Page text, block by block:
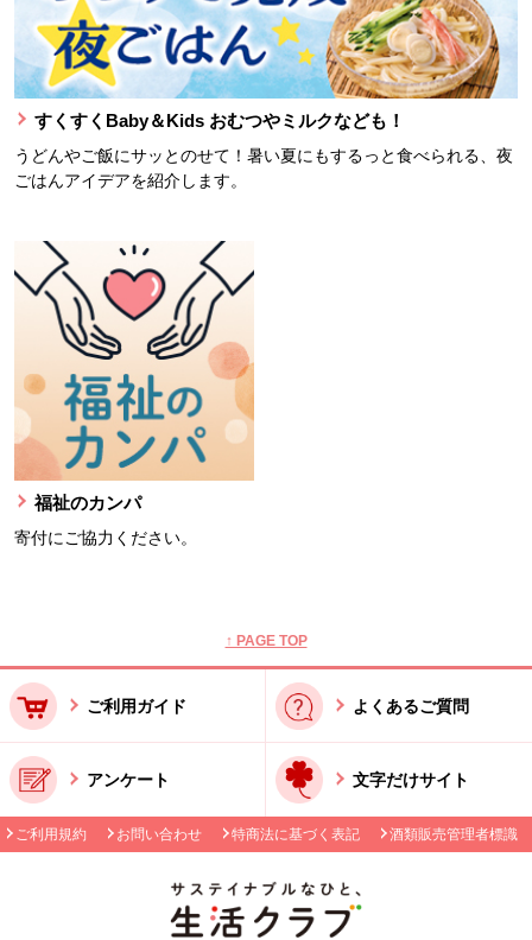
すくすくBaby＆Kids おむつやミルクなども！
うどんやご飯にサッとのせて！暑い夏にもするっと食べられる、夜
ごはんアイデアを紹介します。
福祉のカンパ
寄付にご協力ください。
↑ PAGE TOP
ご利用ガイド よくあるご質問
アンケート 文字だけサイト
ご利用規約 お問い合わせ 特商法に基づく表記 酒類販売管理者標識